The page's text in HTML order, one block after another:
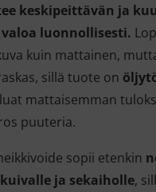
keskipeittävän ja
luonnollisesti.
kuin mattainen,
sillä tuote on
mattaisemman
puuteria.
sopii etenkin
ja sekaiholle,